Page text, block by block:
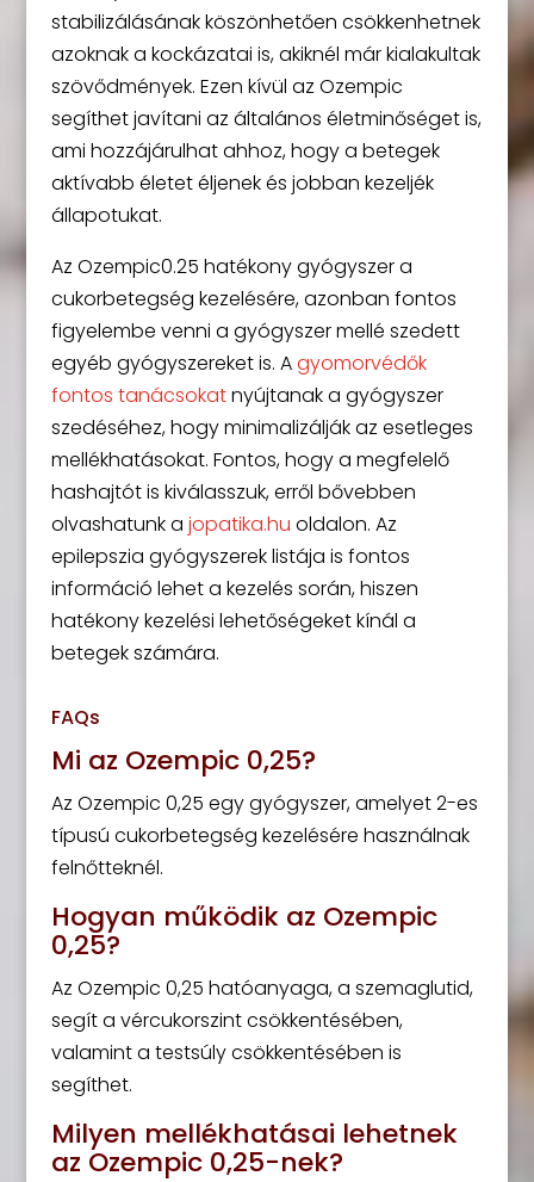
stabilizálásának köszönhetően csökkenhetnek
azoknak a kockázatai is, akiknél már kialakultak
szövődmények. Ezen kívül az Ozempic
segíthet javítani az általános életminőséget is,
ami hozzájárulhat ahhoz, hogy a betegek
aktívabb életet éljenek és jobban kezeljék
állapotukat.
Az Ozempic0.25 hatékony gyógyszer a
cukorbetegség kezelésére, azonban fontos
figyelembe venni a gyógyszer mellé szedett
egyéb gyógyszereket is. Agyomorvédők
fontos tanácsokatnyújtanak a gyógyszer
szedéséhez, hogy minimalizálják az esetleges
mellékhatásokat. Fontos, hogy a megfelelő
hashajtót is kiválasszuk, erről bővebben
olvashatunk a jopatika.hu oldalon. Az
epilepszia gyógyszerek listája is fontos
információ lehet a kezelés során, hiszen
hatékony kezelési lehetőségeket kínál a
betegek számára.
FAQs
Mi az Ozempic 0,25?
Az Ozempic 0,25 egy gyógyszer, amelyet 2-es
típusú cukorbetegség kezelésére használnak
felnőtteknél.
Hogyan működik az Ozempic
0,25?
Az Ozempic 0,25 hatóanyaga, a szemaglutid,
segít a vércukorszint csökkentésében,
valamint a testsúly csökkentésében is
segíthet.
Milyen mellékhatásai lehetnek
az Ozempic 0,25-nek?